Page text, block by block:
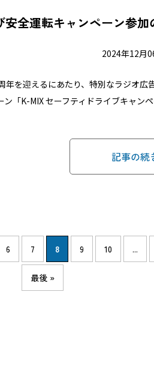
全運転キャンペーン参加
2024年12月
を迎えるにあたり、特別なラジオ広
「K-MIX セーフティドライブキャンペ
記事の続
6 7 8 9 10 ...
最後 »